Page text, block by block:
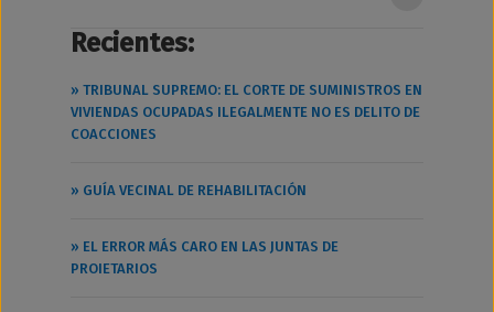
Recientes:
» TRIBUNAL SUPREMO: EL CORTE DE SUMINISTROS EN
VIVIENDAS OCUPADAS ILEGALMENTE NO ES DELITO DE
COACCIONES
» GUÍA VECINAL DE REHABILITACIÓN
» EL ERROR MÁS CARO EN LAS JUNTAS DE
PROIETARIOS